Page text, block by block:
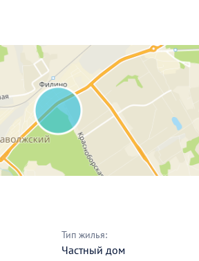
Тип жилья:
Частный дом